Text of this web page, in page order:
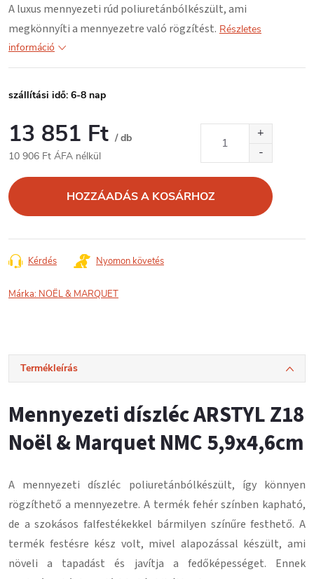
A luxus mennyezeti rúd poliuretánbólkészült, ami
megkönnyíti a mennyezetre való rögzítést. Részletes
információ
szállítási idő: 6-8 nap
13 851 Ft / db
10 906 Ft ÁFA nélkül
HOZZÁADÁS A KOSÁRHOZ
Kérdés Nyomon követés
Márka: NOËL & MARQUET
Termékleírás
Mennyezeti díszléc ARSTYL Z18
Noël & Marquet NMC 5,9x4,6cm
A mennyezeti díszléc poliuretánbólkészült, így könnyen
rögzíthető a mennyezetre. A termék fehér színben kapható,
de a szokásos falfestékekkel bármilyen színűre festhető. A
termék festésre kész volt, mivel alapozással készült, ami
növeli a tapadást és javítja a fedőképességet. Ennek